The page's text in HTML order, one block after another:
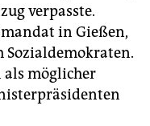
verpasste.
in Gießen,
als möglicher